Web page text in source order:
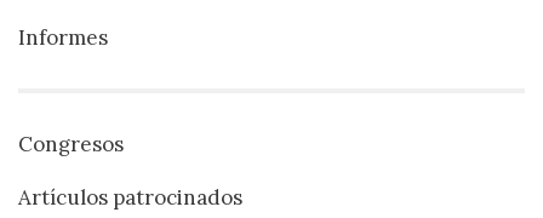
Informes
Congresos
Artículos patrocinados